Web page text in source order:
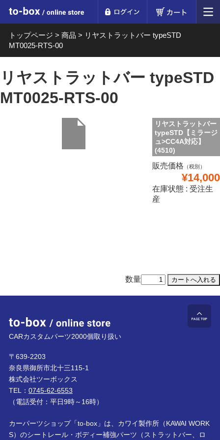
to-box online store
トップページ > 商品 > リヤストラットバー typeSTD
MT0025-RTS-00
リヤストラットバー typeSTD
MT0025-RTS-00
リヤストラットバー
typeSTD【ミラージ
ュ>CC4A対応】
(4510)
販売価格 （税別）
¥14,000
在庫状態 : 受注生
産
数量
to-box online store
CARカスタムパーツ2000個取り扱い
〒639-2203
奈良県御所市北十三115-1
株式会社ツーボックス
TEL： 0745-62-6553
（電話受付：平日9時～16時）
カーパーツショップ「to-box」は、カワイ製作所（KAWAI WORK
S）のシートレール・ボディー補強パーツ（ストラットバー、ロ